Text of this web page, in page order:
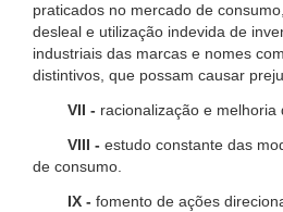
praticados no mercado de
desleal e utilização indevida de
industriais das marcas e nomes
distintivos, que possam causar
VII - racionalização e melhoria
VIII - estudo constante das
de consumo.
IX - fomento de ações